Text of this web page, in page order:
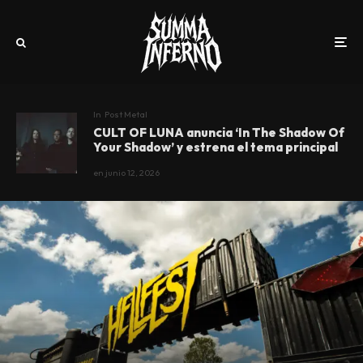
In Post Metal
CULT OF LUNA anuncia ‘In The Shadow Of
Your Shadow’ y estrena el tema principal
en junio 12, 2026